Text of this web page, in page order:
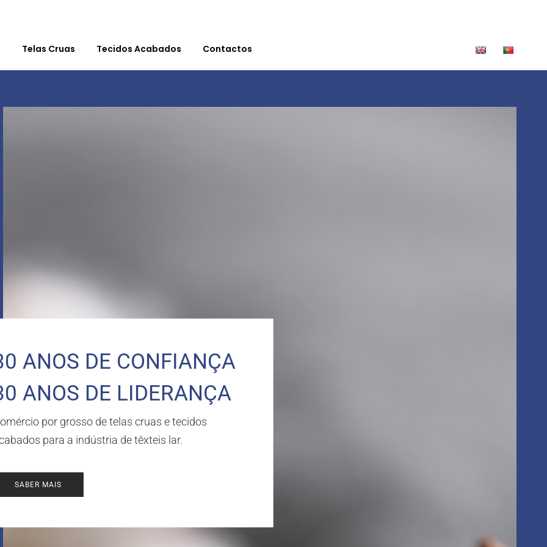
Telas Cruas Tecidos Acabados Contactos
ANOS DE CONFIANÇA
ANOS DE LIDERANÇA
por grosso de telas cruas e tecidos
para a indústria de têxteis lar.
SABER MAIS